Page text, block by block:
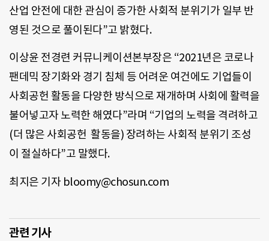
산업 안전에 대한 관심이 증가한 사회적 분위기가 일부 반
영된 것으로 풀이된다”고 밝혔다.
이상윤 전경련 커뮤니케이션본부장은 “2021년은 코로나
팬데믹 장기화와 경기 침체 등 어려운 여건에도 기업들이
사회공헌 활동을 다양한 방식으로 재개하며 사회에 활력을
불어넣고자 노력한 해였다”라며 “기업의 노력을 격려하고
(더 많은 사회공헌 활동을) 장려하는 사회적 분위기 조성
이 절실하다”고 말했다.
최지은 기자 bloomy@chosun.com
관련 기사